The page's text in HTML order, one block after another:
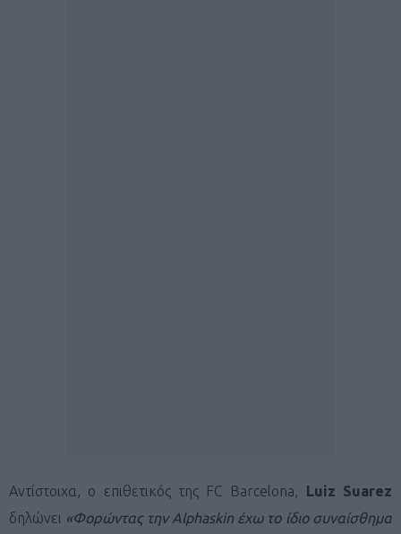
Αντίστοιχα, ο επιθετικός της FC Barcelona, Luiz Suarez
δηλώνει «Φορώντας την Alphaskin έχω το ίδιο συναίσθημα